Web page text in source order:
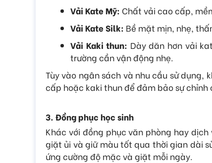
Vải Kate Mỹ: Chất vải cao cấp,
Vải Kate Silk: Bề mặt mịn, nhẹ,
Vải Kaki thun: Dày dăn hơn vải
trường cần vận động nhẹ.
Tùy vào ngân sách và nhu cầu sử
cấp hoặc kaki thun để đảm bảo sự
3. Đồng phục học sinh
Khác với đồng phục văn phòng hay
giặt ủi và giữ màu tốt qua thời gian dài
ứng cường độ mặc và giặt mỗi ngày.